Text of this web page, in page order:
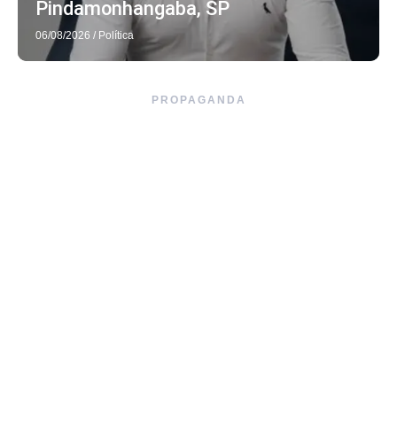
Pindamonhangaba, SP
06/08/2026 / Política
PROPAGANDA